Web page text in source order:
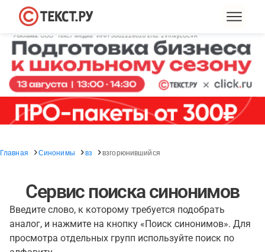
Главная Синонимы вз взгорюнившийся
Сервис поиска синонимов
Введите слово, к которому требуется подобрать
аналог, и нажмите на кнопку «Поиск синонимов». Для
просмотра отдельных групп используйте поиск по